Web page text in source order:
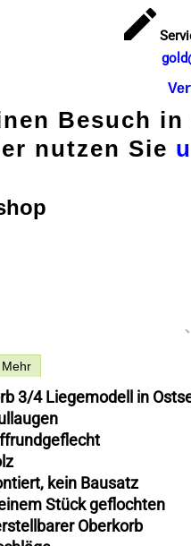
Besuch
nutzen Sie
Mehr
3/4 Liegemodell in
kein Bausatz
Stück geflochten
Oberkorb